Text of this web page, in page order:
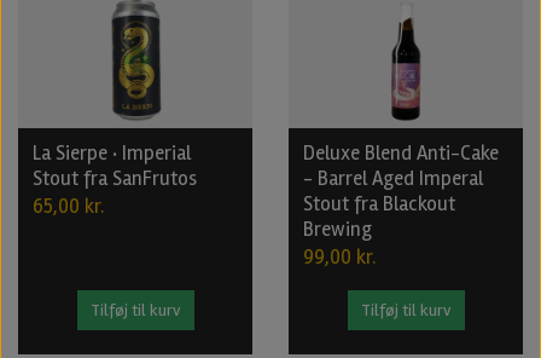
La Sierpe · Imperial
Stout fra SanFrutos
65,00 kr.
Tilføj til kurv
Deluxe Blend Anti-Cake
- Barrel Aged Imperal
Stout fra Blackout
Brewing
99,00 kr.
Tilføj til kurv